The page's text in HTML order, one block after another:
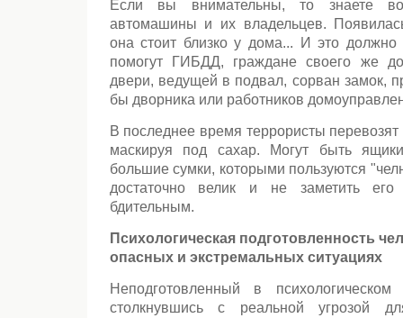
Если вы внимательны, то знаете
автомашины и их владельцев.
она стоит близко у дома... И это должно
помогут ГИБДД, граждане своего же
двери, ведущей в подвал, сорван замок,
бы дворника или работников
В последнее время террористы
маскируя под сахар. Могут быть
большие сумки, которыми пользуются
дос­таточно велик и не заметить
бдительным.
Психологическая подготовленность
опасных и экстремальных ситуациях
Неподготовленный в
столкнувшись с реальной угрозой